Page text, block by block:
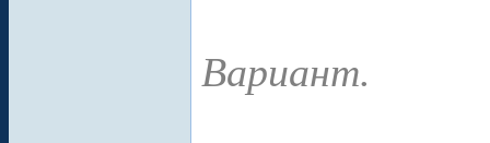
Вариант.